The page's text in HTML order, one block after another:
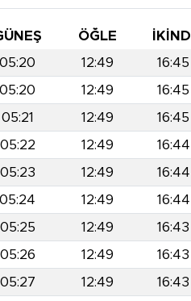
ÖĞLE İKINDI
05:20 12:49 16:45
05:20 12:49 16:45
05:21 12:49 16:45
05:22 12:49 16:44
05:23 12:49 16:44
05:24 12:49 16:44
05:25 12:49 16:43
05:26 12:49 16:43
05:27 12:49 16:43